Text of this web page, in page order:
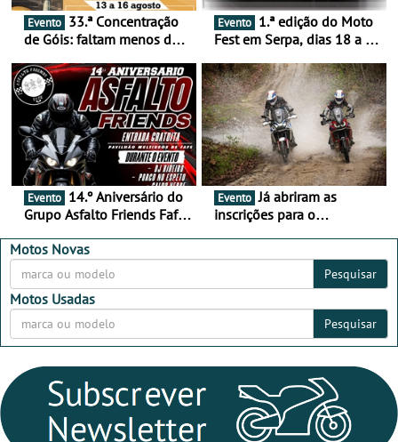
Evento
de Góis: faltam menos de
16 de agosto
Evento
Fest em Serpa, dias 18 a 20
duas rodas invade o Baixo
Alentejo
Evento
Grupo Asfalto Friends Fafe,
2026
Evento Já abriram as
inscrições para o
Motos Novas
Pesquisar
Motos Usadas
Pesquisar